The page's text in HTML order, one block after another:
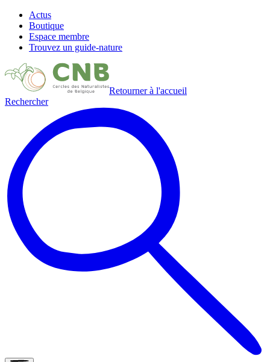
Actus
Boutique
Espace membre
Trouvez un guide-nature
Retourner à l'accueil
Rechercher